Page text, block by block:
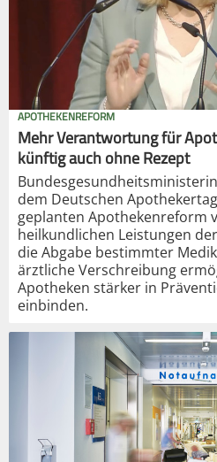
APOTHEKENREFORM
Mehr Verantwortung für
künftig auch ohne Rezept
dem Deutschen
geplanten Apothekenreform
heilkundlichen Leistungen
die Abgabe bestimmter
ärztliche Verschreibung
Apotheken stärker in
einbinden.